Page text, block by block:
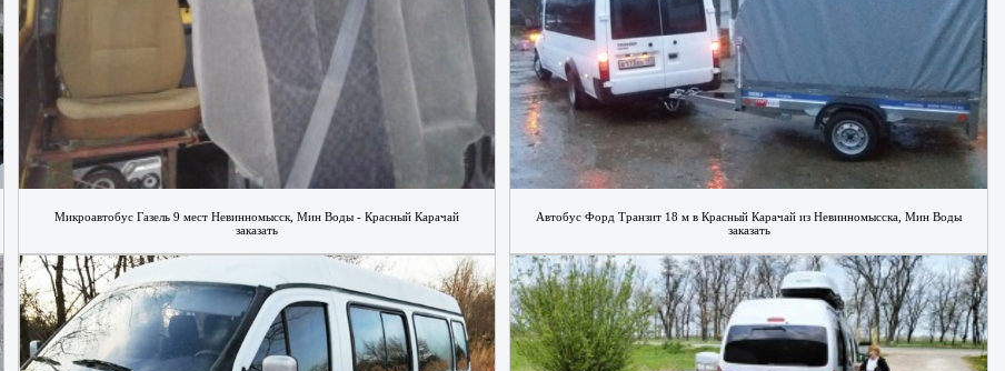
Микроавтобус Газель 9 мест Невинномысск, Мин Воды - Красный Карачай
заказать
Автобус Форд Транзит 18 м в Красный Карачай из Невинномысска, Мин Воды
заказать